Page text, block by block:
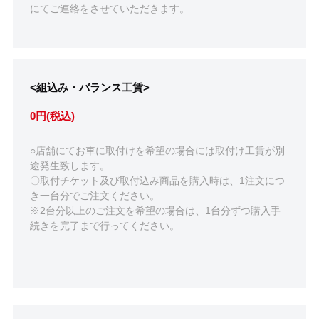
にてご連絡をさせていただきます。
<組込み・バランス工賃>
0円(税込)
○店舗にてお車に取付けを希望の場合には取付け工賃が別
途発生致します。
〇取付チケット及び取付込み商品を購入時は、1注文につ
き一台分でご注文ください。
※2台分以上のご注文を希望の場合は、1台分ずつ購入手
続きを完了まで行ってください。